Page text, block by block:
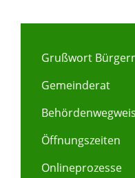
Grußwort
Gemeinderat
Öffnungszeiten
Onlineprozesse